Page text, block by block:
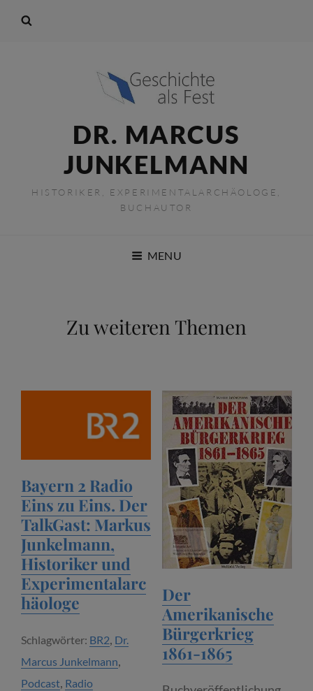
DR. MARCUS
JUNKELMANN
HISTORIKER, EXPERIMENTALARCHÄOLOGE,
BUCHAUTOR
MENU
Zu weiteren Themen
Bayern 2 Radio
Eins zu Eins. Der
TalkGast: Markus
Junkelmann,
Historiker und
Experimentalarc
häologe
Schlagwörter: BR2, Dr.
Marcus Junkelmann,
Podcast, Radio
Der
Amerikanische
Bürgerkrieg
1861-1865